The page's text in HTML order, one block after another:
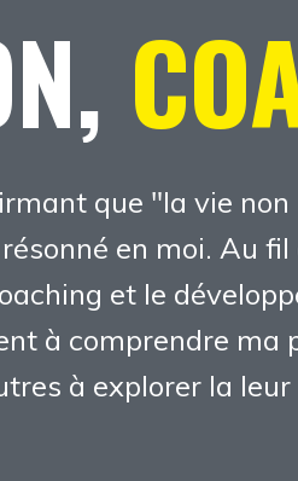
,
que "la vie non
en moi. Au fil
et le
à comprendre ma
à explorer la